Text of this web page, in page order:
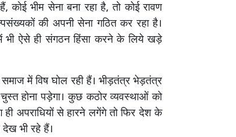
कोई भीम सेना बना रहा है, तो कोई रावण
की अपनी सेना गठित कर रहा है।
भी ऐसे ही संगठन हिंसा करने के लिये खड़े
में विष घोल रही हैं। भीड़तंत्र भेड़तंत्र
होना पड़ेगा। कुछ कठोर व्यवस्थाओं को
ही अपराधियों से हारने लगेंगे तो फिर देश के
देख भी रहे हैं।